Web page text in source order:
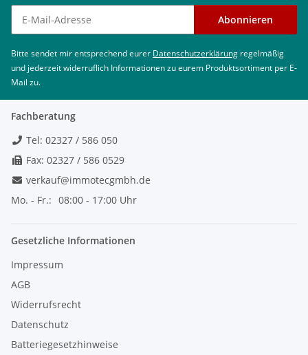
Newsletter abonnieren Abonnieren
Bitte sendet mir entsprechend eurer Datenschutzerklärung regelmäßig
und jederzeit widerruflich Informationen zu eurem Produktsortiment per E-
Mail zu.
Fachberatung
Tel: 02327 / 586 050
Fax: 02327 / 586 0529
verkauf@immotecgmbh.de
Mo. - Fr.: 08:00 - 17:00 Uhr
Gesetzliche Informationen
Impressum
AGB
Widerrufsrecht
Datenschutz
Batteriegesetzhinweise